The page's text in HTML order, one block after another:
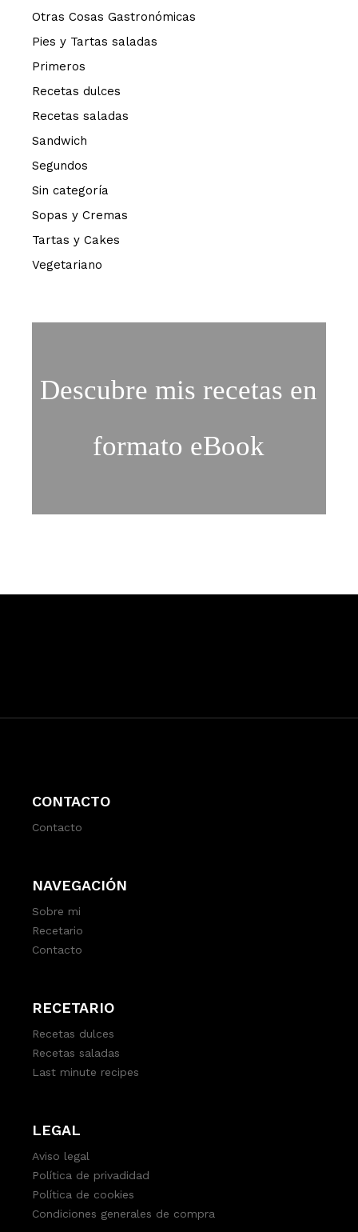
Otras Cosas Gastronómicas
Pies y Tartas saladas
Primeros
Recetas dulces
Recetas saladas
Sandwich
Segundos
Sin categoría
Sopas y Cremas
Tartas y Cakes
Vegetariano
Descubre mis recetas en
formato eBook
CONTACTO
Contacto
NAVEGACIÓN
Sobre mi
Recetario
Contacto
RECETARIO
Recetas dulces
Recetas saladas
Last minute recipes
LEGAL
Aviso legal
Política de privadidad
Política de cookies
Condiciones generales de compra